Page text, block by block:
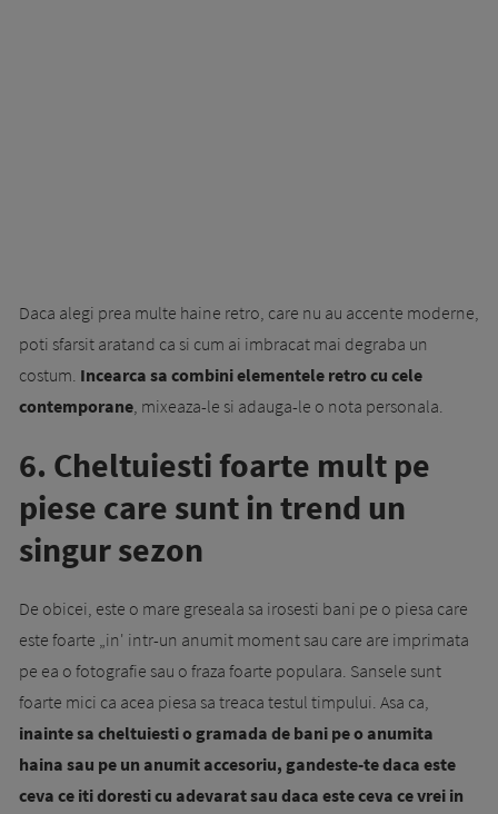
Daca alegi prea multe haine retro, care nu au accente moderne,
poti sfarsit aratand ca si cum ai imbracat mai degraba un
costum. Incearca sa combini elementele retro cu cele
contemporane, mixeaza-le si adauga-le o nota personala.
6. Cheltuiesti foarte mult pe
piese care sunt in trend un
singur sezon
De obicei, este o mare greseala sa irosesti bani pe o piesa care
este foarte „in' intr-un anumit moment sau care are imprimata
pe ea o fotografie sau o fraza foarte populara. Sansele sunt
foarte mici ca acea piesa sa treaca testul timpului. Asa ca,
inainte sa cheltuiesti o gramada de bani pe o anumita
haina sau pe un anumit accesoriu, gandeste-te daca este
ceva ce iti doresti cu adevarat sau daca este ceva ce vrei in